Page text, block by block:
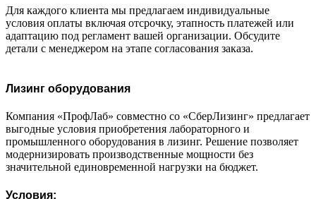
Для каждого клиента мы предлагаем индивидуальные
условия оплаты включая отсрочку, этапность платежей или
адаптацию под регламент вашей организации. Обсудите
детали с менеджером на этапе согласования заказа.
Лизинг оборудования
Компания «ПрофЛаб» совместно со «СберЛизинг» предлагает
выгодные условия приобретения лабораторного и
промышленного оборудования в лизинг. Решение позволяет
модернизировать производственные мощности без
значительной единовременной нагрузки на бюджет.
Условия: